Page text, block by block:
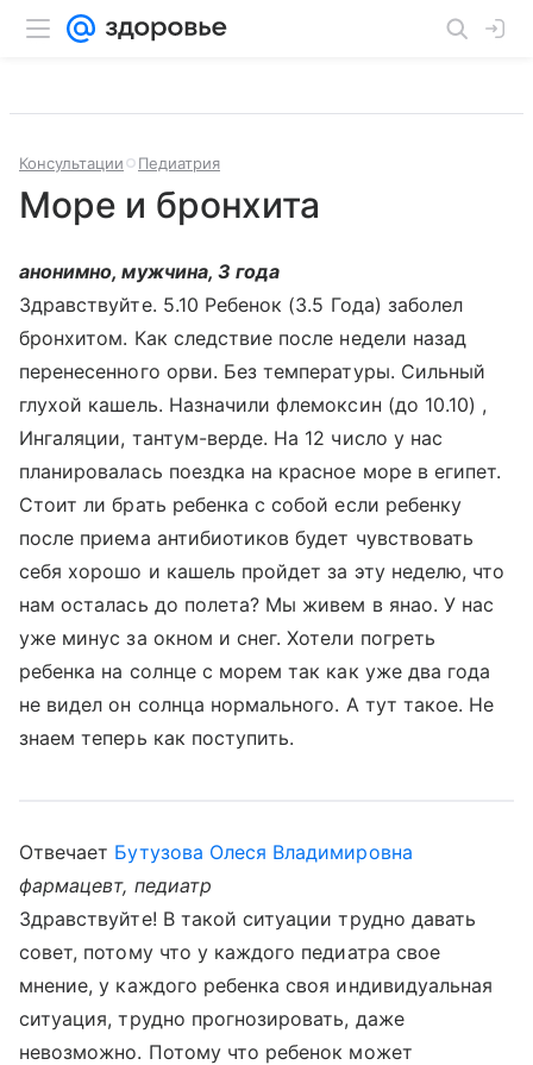
Консультации Педиатрия
Море и бронхита
анонимно, мужчина, 3 года
Здравствуйте. 5.10 Ребенок (3.5 Года) заболел
бронхитом. Как следствие после недели назад
перенесенного орви. Без температуры. Сильный
глухой кашель. Назначили флемоксин (до 10.10) ,
Ингаляции, тантум-верде. На 12 число у нас
планировалась поездка на красное море в египет.
Стоит ли брать ребенка с собой если ребенку
после приема антибиотиков будет чувствовать
себя хорошо и кашель пройдет за эту неделю, что
нам осталась до полета? Мы живем в янао. У нас
уже минус за окном и снег. Хотели погреть
ребенка на солнце с морем так как уже два года
не видел он солнца нормального. А тут такое. Не
знаем теперь как поступить.
Отвечает Бутузова Олеся Владимировна
фармацевт, педиатр
Здравствуйте! В такой ситуации трудно давать
совет, потому что у каждого педиатра свое
мнение, у каждого ребенка своя индивидуальная
ситуация, трудно прогнозировать, даже
невозможно. Потому что ребенок может